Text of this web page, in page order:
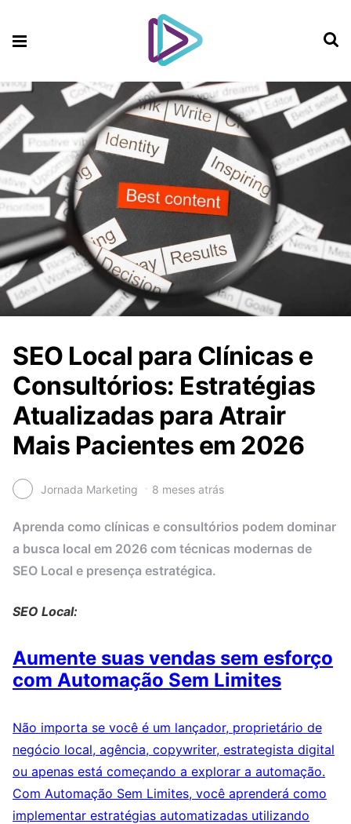
SEO Local para Clínicas e
Consultórios: Estratégias
Atualizadas para Atrair
Mais Pacientes em 2026
Jornada Marketing 8 meses atrás
Aprenda como clínicas e consultórios podem dominar
a busca local em 2026 com técnicas modernas de
SEO Local e presença estratégica.
SEO Local:
Aumente suas vendas sem esforço
com Automação Sem Limites
Não importa se você é um lançador, proprietário de
negócio local, agência, copywriter, estrategista digital
ou apenas está começando a explorar a automação.
Com Automação Sem Limites, você aprenderá como
implementar estratégias automatizadas utilizando